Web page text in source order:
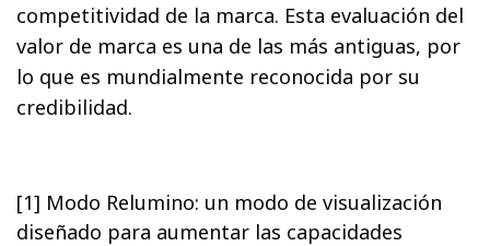
competitividad de la marca. Esta evaluación del
valor de marca es una de las más antiguas, por
lo que es mundialmente reconocida por su
credibilidad.
[1] Modo Relumino: un modo de visualización
diseñado para aumentar las capacidades